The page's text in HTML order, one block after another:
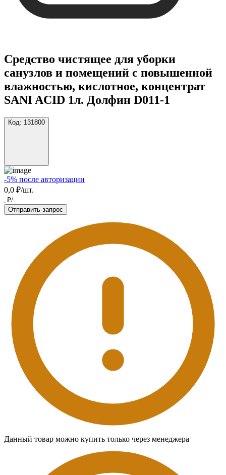
Средство чистящее для уборки
санузлов и помещений с повышенной
влажностью, кислотное, концентрат
SANI ACID 1л. Долфин D011-1
Код: 131800
-5% после авторизации
0,0 ₽/шт.
, ₽/
Отправить запрос
Данный товар можно купить только через менеджера